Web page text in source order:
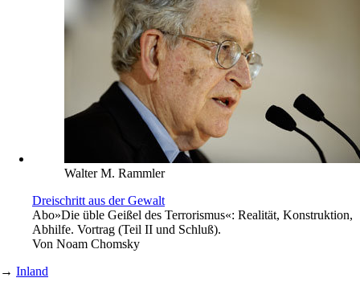
Walter M. Rammler
Dreischritt aus der Gewalt
Abo»Die üble Geißel des Terrorismus«: Realität, Konstruktion,
Abhilfe. Vortrag (Teil II und Schluß).
Von Noam Chomsky
→ Inland